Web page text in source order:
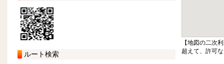
ルート検索
【地図の二次
超えて、許可